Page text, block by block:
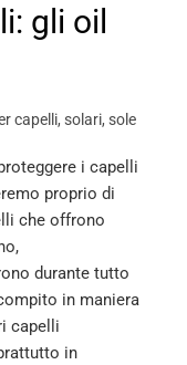
gli oil
capelli, solari, sole
i capelli
proprio di
che offrono
durante tutto
in maniera
capelli
in